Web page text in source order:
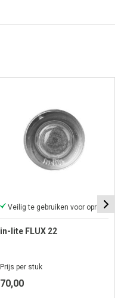
Veilig te gebruiken voor opritten en paden.
in-lite FLUX 22
Prijs per stuk
70,00